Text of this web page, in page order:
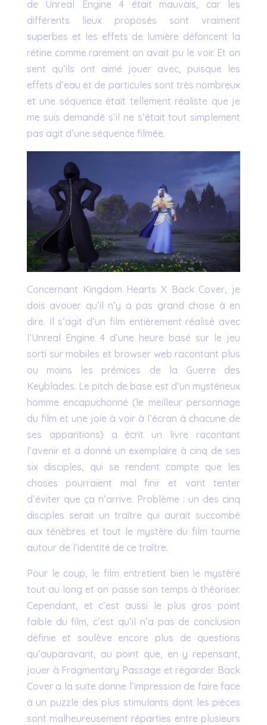
de Unreal Engine 4 était mauvais, car les
différents lieux proposés sont vraiment
superbes et les effets de lumière défoncent la
rétine comme rarement on avait pu le voir. Et on
sent qu’ils ont aimé jouer avec, puisque les
effets d’eau et de particules sont très nombreux
et une séquence était tellement réaliste que je
me suis demandé s’il ne s’était tout simplement
pas agit d’une séquence filmée.
Concernant Kingdom Hearts X Back Cover, je
dois avouer qu’il n’y a pas grand chose à en
dire. Il s’agit d’un film entièrement réalisé avec
l’Unreal Engine 4 d’une heure basé sur le jeu
sorti sur mobiles et browser web racontant plus
ou moins les prémices de la Guerre des
Keyblades. Le pitch de base est d’un mystérieux
homme encapuchonné (le meilleur personnage
du film et une joie à voir à l’écran à chacune de
ses apparitions) a écrit un livre racontant
l’avenir et a donné un exemplaire à cinq de ses
six disciples, qui se rendent compte que les
choses pourraient mal finir et vont tenter
d’éviter que ça n’arrive. Problème : un des cinq
disciples serait un traître qui aurait succombé
aux ténèbres et tout le mystère du film tourne
autour de l’identité de ce traître.
Pour le coup, le film entretient bien le mystère
tout au long et on passe son temps à théoriser.
Cependant, et c’est aussi le plus gros point
faible du film, c’est qu’il n’a pas de conclusion
définie et soulève encore plus de questions
qu’auparavant, au point que, en y repensant,
jouer à Fragmentary Passage et regarder Back
Cover a la suite donne l’impression de faire face
à un puzzle des plus stimulants dont les pièces
sont malheureusement réparties entre plusieurs